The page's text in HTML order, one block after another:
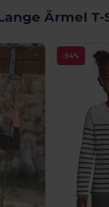
Ärmel T-
-54%